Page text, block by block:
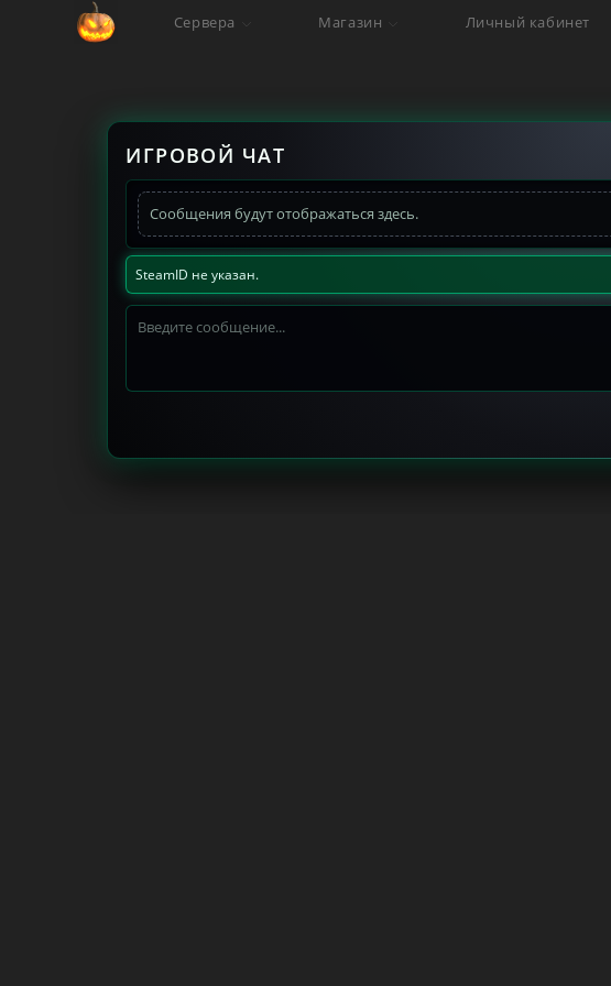
Сервера Магазин Личный кабинет
ИГРОВОЙ ЧАТ
Сообщения будут отображаться здесь.
SteamID не указан.